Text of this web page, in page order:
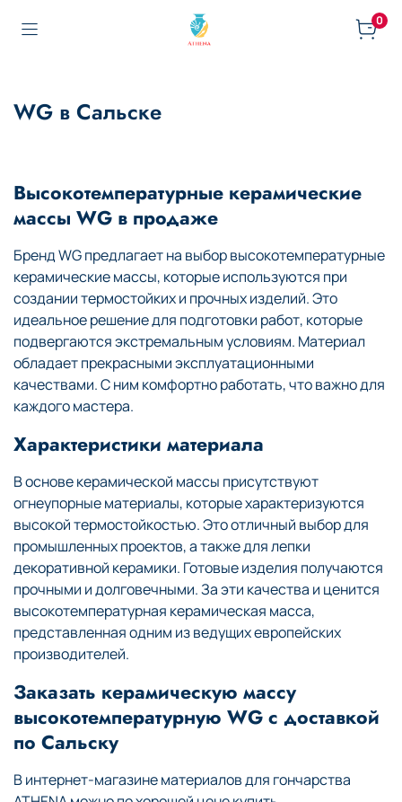
0
WG в Сальске
Высокотемпературные керамические
массы WG в продаже
Бренд WG предлагает на выбор высокотемпературные
керамические массы, которые используются при
создании термостойких и прочных изделий. Это
идеальное решение для подготовки работ, которые
подвергаются экстремальным условиям. Материал
обладает прекрасными эксплуатационными
качествами. С ним комфортно работать, что важно для
каждого мастера.
Характеристики материала
В основе керамической массы присутствуют
огнеупорные материалы, которые характеризуются
высокой термостойкостью. Это отличный выбор для
промышленных проектов, а также для лепки
декоративной керамики. Готовые изделия получаются
прочными и долговечными. За эти качества и ценится
высокотемпературная керамическая масса,
представленная одним из ведущих европейских
производителей.
Заказать керамическую массу
высокотемпературную WG с доставкой
по Сальску
В интернет-магазине материалов для гончарства